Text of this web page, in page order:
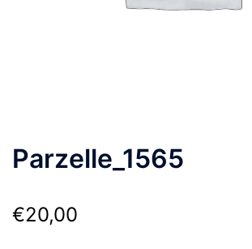
Parzelle_1565
€20,00